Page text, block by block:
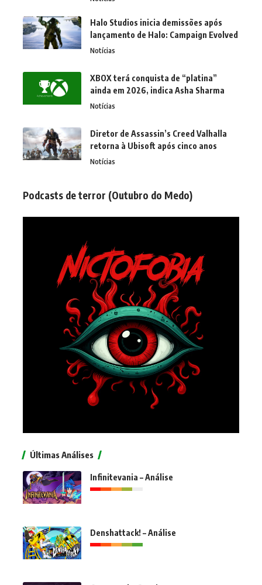
Halo Studios inicia demissões após
lançamento de Halo: Campaign Evolved
Notícias
XBOX terá conquista de “platina”
ainda em 2026, indica Asha Sharma
Notícias
Diretor de Assassin’s Creed Valhalla
retorna à Ubisoft após cinco anos
Notícias
Podcasts de terror (Outubro do Medo)
Últimas Análises
Infinitevania – Análise
Denshattack! – Análise